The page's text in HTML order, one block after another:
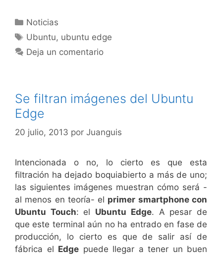
Categorías
Noticias
Etiquetas
Ubuntu, ubuntu edge
Deja un comentario
Se filtran imágenes del Ubuntu
Edge
20 julio, 2013 por Juanguis
Intencionada o no, lo cierto es que esta
filtración ha dejado boquiabierto a más de uno;
las siguientes imágenes muestran cómo será -
al menos en teoría- el primer smartphone con
Ubuntu Touch: el Ubuntu Edge. A pesar de
que este terminal aún no ha entrado en fase de
producción, lo cierto es que de salir así de
fábrica el Edge puede llegar a tener un buen